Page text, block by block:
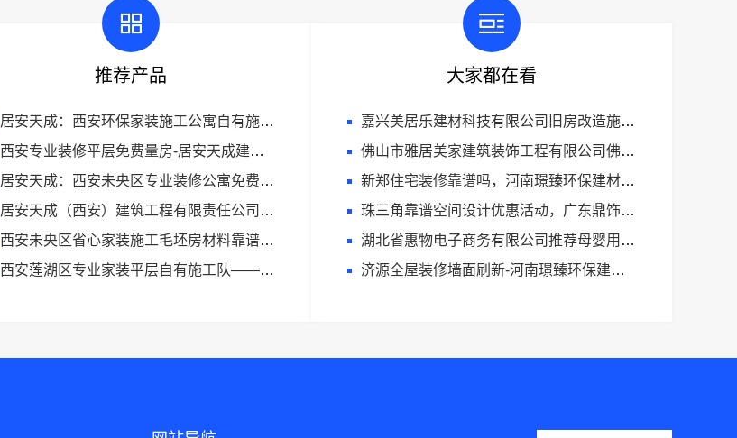
推荐产品
居安天成：西安环保家装施工公寓自有施工队
西安专业装修平层免费量房-居安天成建筑工程专注品质家装
居安天成：西安未央区专业装修公寓免费量房
居安天成（西安）建筑工程有限责任公司西安雁塔区刚需房家装售后
西安未央区省心家装施工毛坯房材料靠谱-居安天成（西安）建筑工程有限责任公司
西安莲湖区专业家装平层自有施工队——居安天成（西安）建筑工程有限责任公司
大家都在看
嘉兴美居乐建材科技有限公司旧房改造施工案例
佛山市雅居美家建筑装饰工程有限公司佛山顺德专业家装装饰
新郑住宅装修靠谱吗，河南璟臻环保建材有限公司放心选
珠三角靠谱空间设计优惠活动，广东鼎饰空间装饰工程有限公司
湖北省惠物电子商务有限公司推荐母婴用品厂家优缺点
济源全屋装修墙面刷新-河南璟臻环保建材有限公司环保材料施工